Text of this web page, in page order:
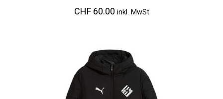
CHF60.00 inkl. MwSt